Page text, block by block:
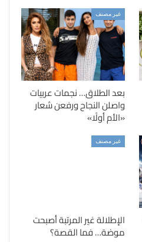
غير مصنف
بعد الطلاق… نجمات عربيات
واصلن النجاح ورفعن شعار
«الأم أولًا»
غير مصنف
الإطلالة غير المرتبة أصبحت
موضة… فما القصة؟